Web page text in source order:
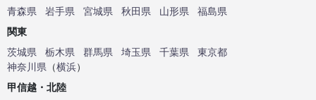
青森県
岩手県 宮城県 秋田県 山形県
福島県
関東
茨城県
栃木県 群馬県 埼玉県 千葉県
東京都
神奈川県 （横浜）
甲信越・北陸